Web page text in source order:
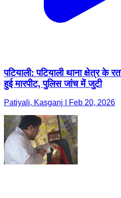
पटियाली: पटियाली थाना क्षेत्र के
हुई मारपीट, पुलिस जांच में जुटी
Patiyali, Kasganj | Feb 20, 2026